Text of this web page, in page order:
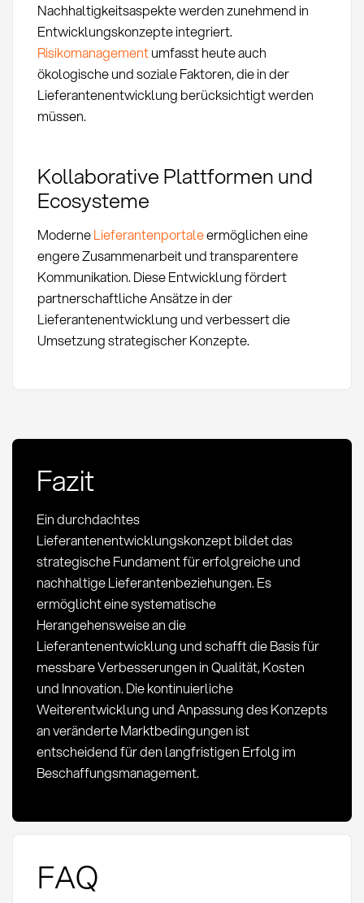
Nachhaltigkeitsaspekte werden zunehmend in
Entwicklungskonzepte integriert.
Risikomanagementumfasst heute auch
ökologische und soziale Faktoren, die in der
Lieferantenentwicklung berücksichtigt werden
müssen.
Kollaborative Plattformen und
Ecosysteme
ModerneLieferantenportaleermöglichen eine
engere Zusammenarbeit und transparentere
Kommunikation. Diese Entwicklung fördert
partnerschaftliche Ansätze in der
Lieferantenentwicklung und verbessert die
Umsetzung strategischer Konzepte.
Fazit
Ein durchdachtes
Lieferantenentwicklungskonzept bildet das
strategische Fundament für erfolgreiche und
nachhaltige Lieferantenbeziehungen. Es
ermöglicht eine systematische
Herangehensweise an die
Lieferantenentwicklung und schafft die Basis für
messbare Verbesserungen in Qualität, Kosten
und Innovation. Die kontinuierliche
Weiterentwicklung und Anpassung des Konzepts
an veränderte Marktbedingungen ist
entscheidend für den langfristigen Erfolg im
Beschaffungsmanagement.
FAQ